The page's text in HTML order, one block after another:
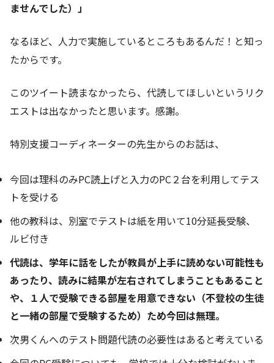
ませんでした）」
なるほど、人力で実施しているところもあるんだ！と知っ
たからです。
このツイート読まなかったら、代読してほしいというリク
エストは出なかったと思います。感謝。
特別支援コーディネーターの先生からのお話は、
今回は理科のみPC読上げと入力のPC２台を利用してテス
トを受ける
他の教科は、別室でテストは紙を用いて10分延長受験、
ルビ付き
代読は、学年に話をしたが教員が上手に読めない可能性も
あったり、読みに結果が左右されてしまうこともあること
や、１人で受験できる部屋を用意できない（不登校の生徒
と一緒の部屋で受験するため）ため今回は無理。
次男くんへのテスト問題代読の必要性はあると考えている